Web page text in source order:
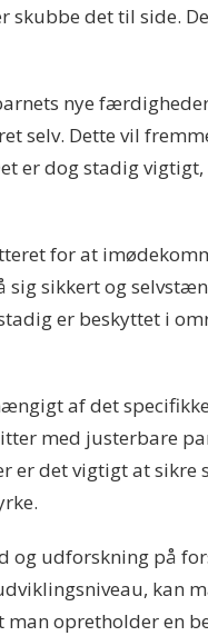
skubbe det til side.
nye
selv. Dette vil
er dog stadig
for at
sikkert og
er beskyttet i
af det
med justerbare
er det vigtigt at sikre
og udforskning på
kan
opretholder en